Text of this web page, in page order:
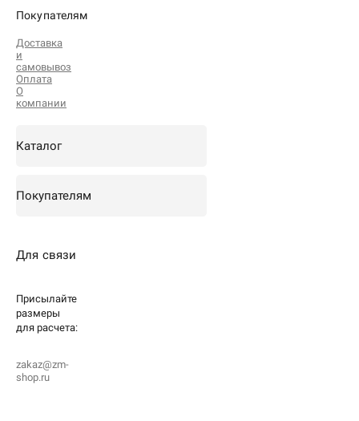
Покупателям
Доставка
и
самовывоз
Оплата
О
компании
Каталог
Покупателям
Для связи
Присылайте
размеры
для расчета:
zakaz@zm-
shop.ru